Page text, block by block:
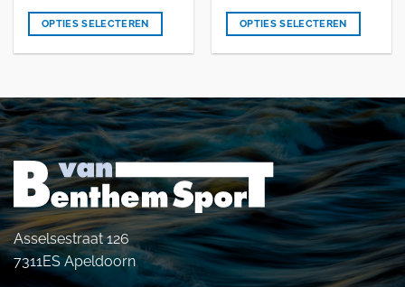
OPTIES SELECTEREN
heeft
meerdere
kan
gekozen
worden
op
de
productpagina
OPTIES SELECTEREN
heeft
meerdere
kan
gekozen
worden
op
de
productpagina
Asselsestraat 126
7311ES Apeldoorn